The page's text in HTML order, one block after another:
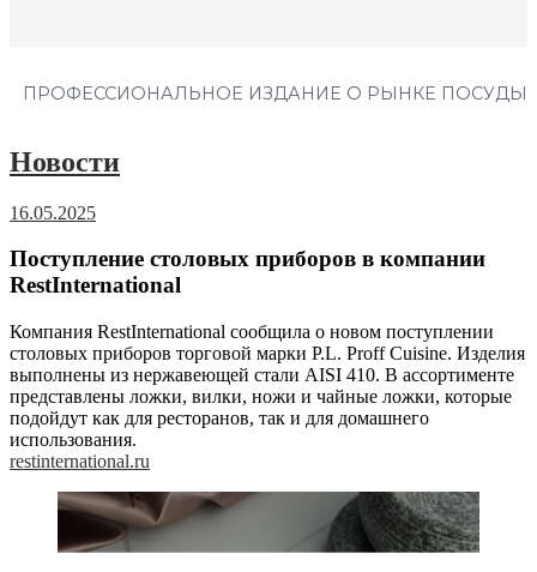
ПРОФЕССИОНАЛЬНОЕ ИЗДАНИЕ О РЫНКЕ ПОСУДЫ
Новости
16.05.2025
Поступление столовых приборов в компании
RestInternational
Компания RestInternational сообщила о новом поступлении
столовых приборов торговой марки P.L. Proff Cuisine. Изделия
выполнены из нержавеющей стали AISI 410. В ассортименте
представлены ложки, вилки, ножи и чайные ложки, которые
подойдут как для ресторанов, так и для домашнего
использования.
restinternational.ru